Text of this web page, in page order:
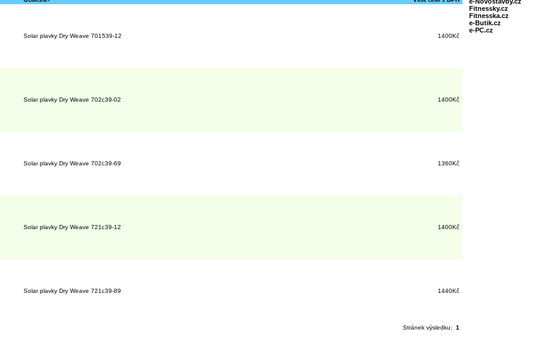
Solar plavky Dry Weave 701539-12 1400Kč
Solar plavky Dry Weave 702c39-02 1400Kč
Solar plavky Dry Weave 702c39-69 1360Kč
Solar plavky Dry Weave 721c39-12 1400Kč
Solar plavky Dry Weave 721c39-89 1440Kč
Stránek výsledku: 1
Fitnessky.cz
Fitnesska.cz
e-Butik.cz
e-PC.cz